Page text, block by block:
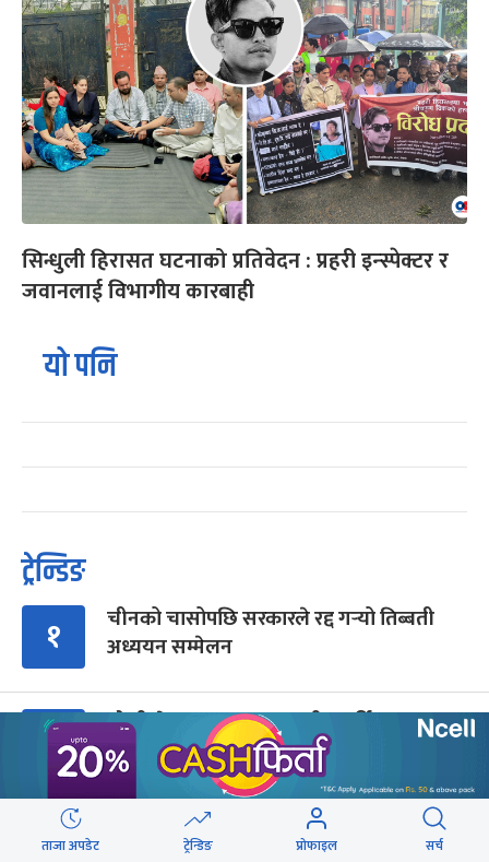
सिन्धुली हिरासत घटनाको प्रतिवेदन : प्रहरी इन्स्पेक्टर र
जवानलाई विभागीय कारबाही
यो पनि
ट्रेन्डिङ
१
चीनको चासोपछि सरकारले रद्द गर्‍यो तिब्बती
अध्ययन सम्मेलन
२ ओली भेट्न गुण्डुमा मुख्यमन्त्री कार्की
३
‘भेलामा गएकै कारण जनप्रतिनिधिलाई कारबाही
ताजा अपडेट ट्रेन्डिङ प्रोफाइल सर्च